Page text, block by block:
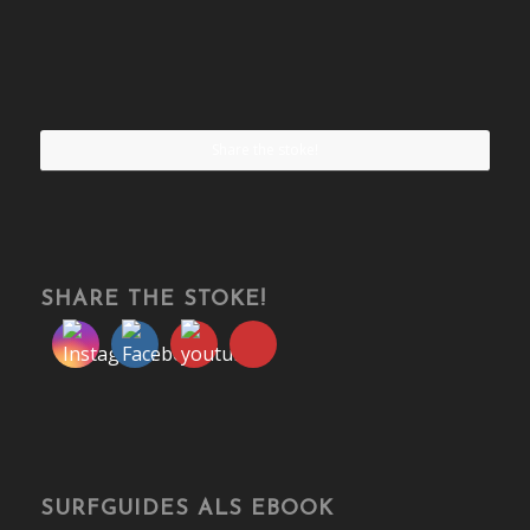
SHARE THE STOKE!
SURFGUIDES ALS EBOOK